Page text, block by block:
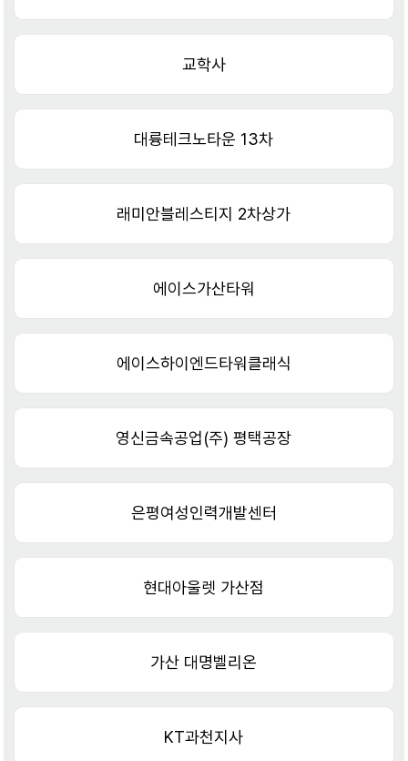
교학사
대륭테크노타운 13차
래미안블레스티지 2차상가
에이스가산타워
에이스하이엔드타워클래식
영신금속공업(주) 평택공장
은평여성인력개발센터
현대아울렛 가산점
가산 대명벨리온
KT과천지사